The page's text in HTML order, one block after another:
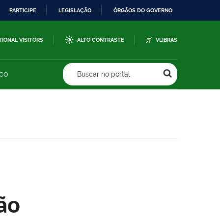
PARTICIPE LEGISLAÇÃO ÓRGÃOS DO GOVERNO
VISITORS ALTO CONTRASTE VLIBRAS
Buscar no portal